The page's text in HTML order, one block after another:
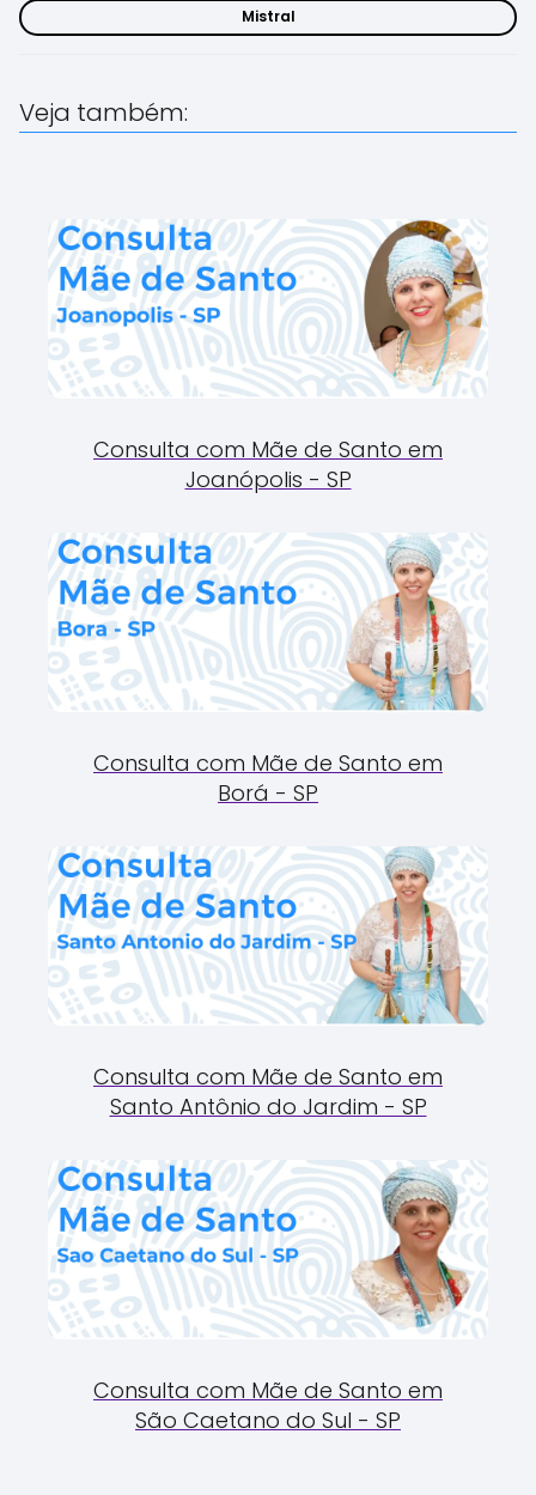
Mistral
Veja também:
Consulta com Mãe de Santo em
Joanópolis - SP
Consulta com Mãe de Santo em
Borá - SP
Consulta com Mãe de Santo em
Santo Antônio do Jardim - SP
Consulta com Mãe de Santo em
São Caetano do Sul - SP